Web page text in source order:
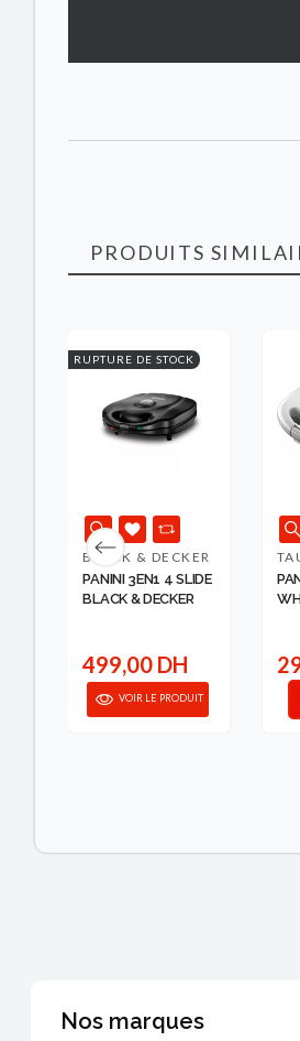
PRODUITS
RUPTURE DE STOCK
BLACK & DECKER
PANINI 3EN1 4 SLIDE
BLACK & DECKER
499,00 DH
VOIR LE PRODUIT
Nos marques